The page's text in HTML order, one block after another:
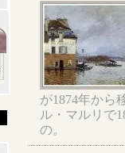
が1874年から
ル・マルリで
の。